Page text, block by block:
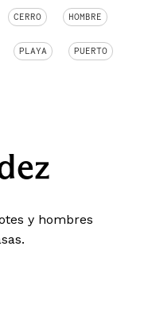
CERRO HOMBRE
PLAYA PUERTO
y hombres